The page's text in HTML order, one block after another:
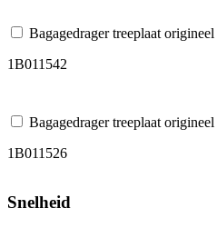
Bagagedrager treeplaat
1B011542
Bagagedrager treeplaat
1B011526
Snelheid